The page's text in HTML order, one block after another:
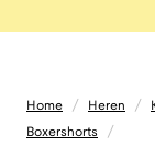
Home / Heren /
Boxershorts /